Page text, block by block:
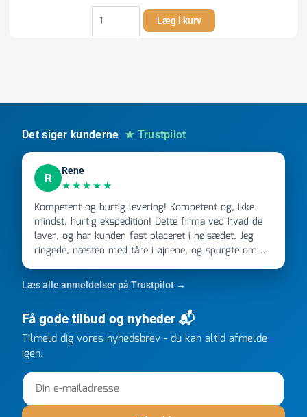
M8
rustfri,
syrefast
antal
Læg i kurv
Det siger kunderne ★ Trustpilot
R
Rene
★★★★★
Kompetent og hurtig levering! Kompetent og, ikke
mindst, hurtig ekspedition! Dette firma ved hvad de
laver, og har kunden fast placeret i højsædet. Jeg
ringede, næsten med tåre i øjnene, og spurgte om de
kunne overholde en 2 måneder gammel aftale. Jeg
ringede onsdag kl 16, og min store ordre kom dagen
efter kl 6.45! Kan slet ikke få armene ned, og næste
gang jeg skal bruge noget, vil jeg ringe til dem
FØRST. De varmeste og venligste hilsner fra Rene
Læs alle anmeldelser på Trustpilot →
Få gode tilbud og nyheder 📬
Tilmeld dig vores nyhedsbrev - du kan altid afmelde
igen.